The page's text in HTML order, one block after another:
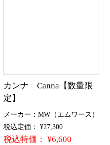
カンナ Canna【数量限
定】
メーカー：MW（エムワース）
税込定価： ¥27,300
税込特価： ¥6,600